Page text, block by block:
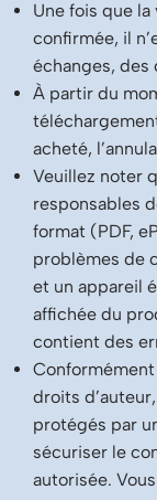
Une fois que
confirmée, il
échanges, des
À partir du
acheté,
Veuillez noter
responsables
format (PDF,
problèmes de
et un appareil
affichée du
contient des
droits
protégés par
sécuriser le
autorisée.